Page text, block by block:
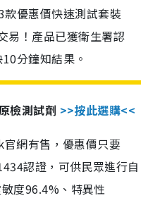
優惠價快速測試套裝
易！產品已獲衛生署認
分鐘知結果。
檢測試劑 >>按此選購<<
網有售，優惠價只要
認證，可供民眾進行自
度96.4%、特異性